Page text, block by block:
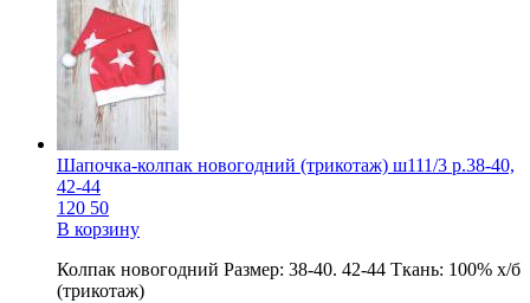
Шапочка-колпак новогодний (трикотаж) ш111/3 р.38-40,
42-44
120 50
В корзину
Колпак новогодний Размер: 38-40. 42-44 Ткань: 100% х/б
(трикотаж)